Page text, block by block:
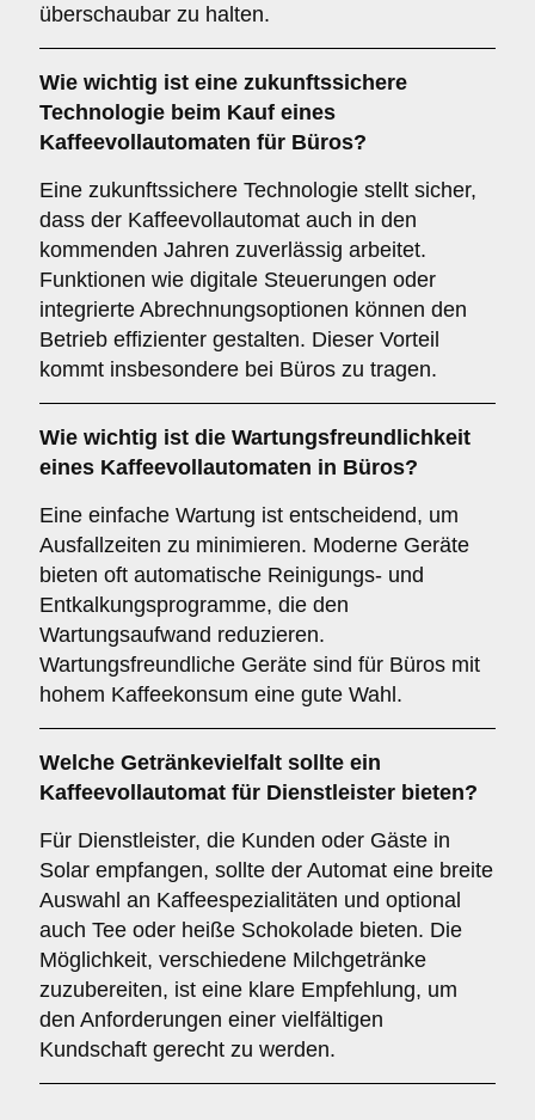
überschaubar zu halten.
Wie wichtig ist eine zukunftssichere
Technologie beim Kauf eines
Kaffeevollautomaten für Büros?
Eine zukunftssichere Technologie stellt sicher,
dass der Kaffeevollautomat auch in den
kommenden Jahren zuverlässig arbeitet.
Funktionen wie digitale Steuerungen oder
integrierte Abrechnungsoptionen können den
Betrieb effizienter gestalten. Dieser Vorteil
kommt insbesondere bei Büros zu tragen.
Wie wichtig ist die Wartungsfreundlichkeit
eines Kaffeevollautomaten in Büros?
Eine einfache Wartung ist entscheidend, um
Ausfallzeiten zu minimieren. Moderne Geräte
bieten oft automatische Reinigungs- und
Entkalkungsprogramme, die den
Wartungsaufwand reduzieren.
Wartungsfreundliche Geräte sind für Büros mit
hohem Kaffeekonsum eine gute Wahl.
Welche Getränkevielfalt sollte ein
Kaffeevollautomat für Dienstleister bieten?
Für Dienstleister, die Kunden oder Gäste in
Solar empfangen, sollte der Automat eine breite
Auswahl an Kaffeespezialitäten und optional
auch Tee oder heiße Schokolade bieten. Die
Möglichkeit, verschiedene Milchgetränke
zuzubereiten, ist eine klare Empfehlung, um
den Anforderungen einer vielfältigen
Kundschaft gerecht zu werden.